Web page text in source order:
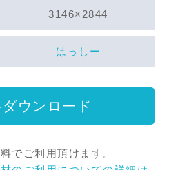
3146×2844
はっしー
ウンロード
でご利用頂けます。